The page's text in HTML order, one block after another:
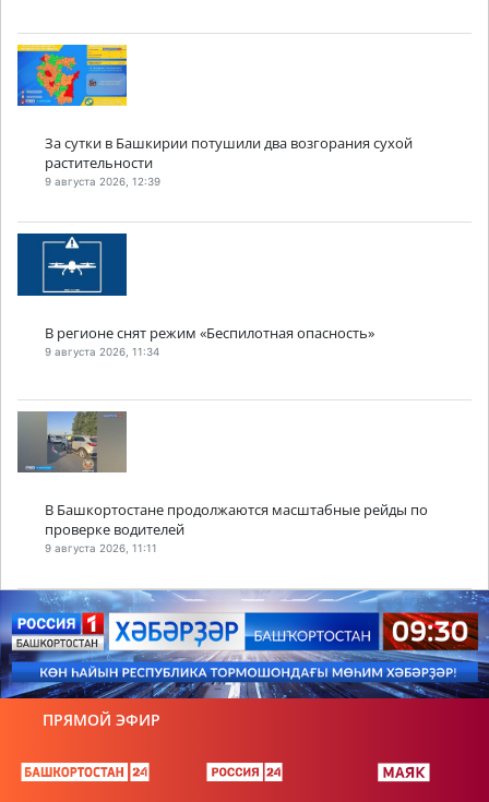
За сутки в Башкирии потушили два возгорания сухой
растительности
9 августа 2026, 12:39
В регионе снят режим «Беспилотная опасность»
9 августа 2026, 11:34
В Башкортостане продолжаются масштабные рейды по
проверке водителей
9 августа 2026, 11:11
ПРЯМОЙ ЭФИР